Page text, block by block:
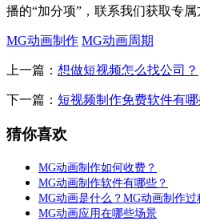
播的“加分项”，联系我们获取专属
MG动画制作 MG动画周期
上一篇： 想做短视频怎么找公司？
下一篇： 短视频制作免费软件有
猜你喜欢
MG动画制作如何收费？
MG动画制作软件有哪些？
MG动画是什么？MG动画制作过
MG动画应用在哪些场景